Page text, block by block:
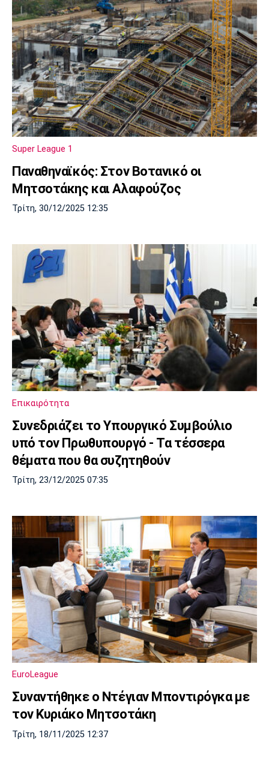
Super League 1
Παναθηναϊκός: Στον Βοτανικό οι
Μητσοτάκης και Αλαφούζος
Τρίτη, 30/12/2025 12:35
Επικαιρότητα
Συνεδριάζει το Υπουργικό Συμβούλιο
υπό τον Πρωθυπουργό - Τα τέσσερα
θέματα που θα συζητηθούν
Τρίτη, 23/12/2025 07:35
EuroLeague
Συναντήθηκε ο Ντέγιαν Μποντιρόγκα με
τον Κυριάκο Μητσοτάκη
Τρίτη, 18/11/2025 12:37